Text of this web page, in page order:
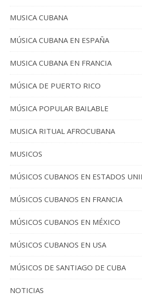
MUSICA CUBANA
MÚSICA CUBANA EN ESPAÑA
MUSICA CUBANA EN FRANCIA
MÚSICA DE PUERTO RICO
MÚSICA POPULAR BAILABLE
MUSICA RITUAL AFROCUBANA
MUSICOS
MÚSICOS CUBANOS EN ESTADOS
MÚSICOS CUBANOS EN FRANCIA
MÚSICOS CUBANOS EN MÉXICO
MÚSICOS CUBANOS EN USA
MÚSICOS DE SANTIAGO DE CUBA
NOTICIAS